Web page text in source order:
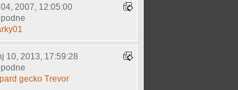
2007, 12:05:00
10, 2013, 17:59:28
gecko Trevor